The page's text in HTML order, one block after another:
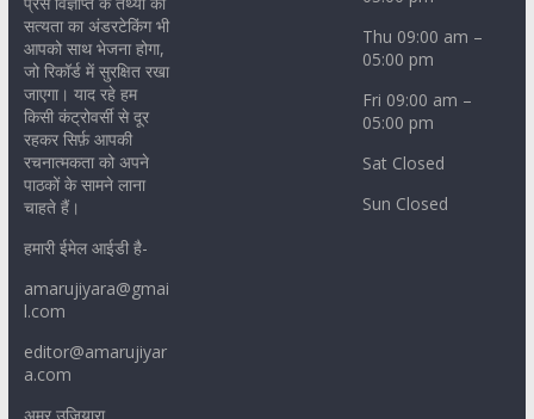
सत्यता का अंडरटेकिंग भी
आपको साथ भेजना होगा,
जो रिकॉर्ड में सुरक्षित रखा
जाएगा। याद रहे हम
किसी कंट्रोवर्सी से दूर
रहकर सिर्फ़ आपकी
रचनात्मकता को अपने
पाठकों के सामने लाना
चाहते हैं।
हमारी ईमेल आईडी है-
amarujiyara@gmai
l.com
editor@amarujiyar
a.com
अमर उजियारा
Thu 09:00 am –
05:00 pm
Fri 09:00 am –
05:00 pm
Sat Closed
Sun Closed